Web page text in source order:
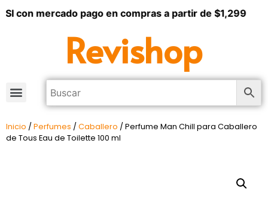
con mercado pago en compras a partir de $1,299
Revishop
Inicio / Perfumes / Caballero / Perfume Man Chill para Caballero
de Tous Eau de Toilette 100 ml